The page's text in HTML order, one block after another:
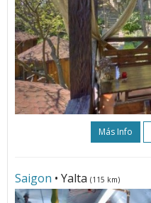
Más Info
Saigon • Yalta (115 km)